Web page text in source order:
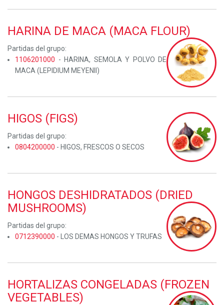
HARINA DE MACA (MACA FLOUR)
Partidas del grupo:
1106201000 - HARINA, SEMOLA Y POLVO DE
MACA (LEPIDIUM MEYENII)
HIGOS (FIGS)
Partidas del grupo:
0804200000 - HIGOS, FRESCOS O SECOS
HONGOS DESHIDRATADOS (DRIED
MUSHROOMS)
Partidas del grupo:
0712390000 - LOS DEMAS HONGOS Y TRUFAS
HORTALIZAS CONGELADAS (FROZEN
VEGETABLES)